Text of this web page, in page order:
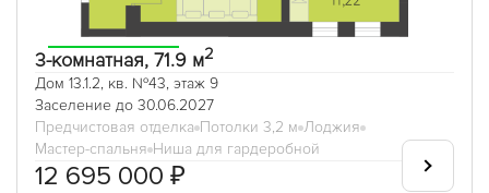
3-комнатная, 71.9 м2
Дом 13.1.2, кв. №43, этаж 9
Заселение до 30.06.2027
Предчистовая отделка Потолки 3,2 м Лоджия
Мастер-спальня Ниша для гардеробной
12 695 000 ₽